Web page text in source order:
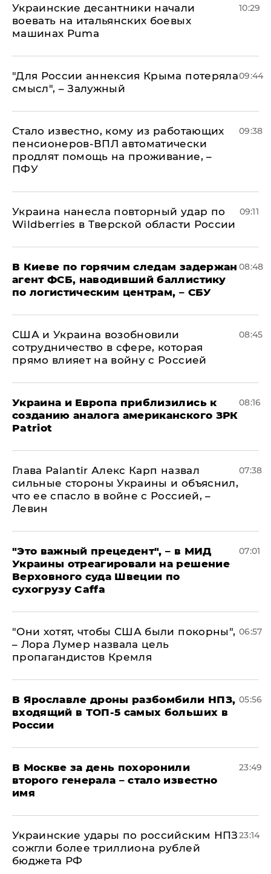
Украинские десантники начали
воевать на итальянских боевых
машинах Puma
10:29
"Для России аннексия Крыма потеряла
смысл", – Залужный
09:44
Стало известно, кому из работающих
пенсионеров-ВПЛ автоматически
продлят помощь на проживание, –
ПФУ
09:38
Украина нанесла повторный удар по
Wildberries в Тверской области России
09:11
В Киеве по горячим следам задержан
агент ФСБ, наводивший баллистику
по логистическим центрам, – СБУ
08:48
США и Украина возобновили
сотрудничество в сфере, которая
прямо влияет на войну с Россией
08:45
Украина и Европа приблизились к
созданию аналога американского ЗРК
Patriot
08:16
Глава Palantir Алекс Карп назвал
сильные стороны Украины и объяснил,
что ее спасло в войне с Россией, –
Левин
07:38
"Это важный прецедент", – в МИД
Украины отреагировали на решение
Верховного суда Швеции по
сухогрузу Caffa
07:01
"Они хотят, чтобы США были покорны",
– Лора Лумер назвала цель
пропагандистов Кремля
06:57
В Ярославле дроны разбомбили НПЗ,
входящий в ТОП-5 самых больших в
России
05:56
В Москве за день похоронили
второго генерала – стало известно
имя
23:49
Украинские удары по российским НПЗ
сожгли более триллиона рублей
бюджета РФ
23:14